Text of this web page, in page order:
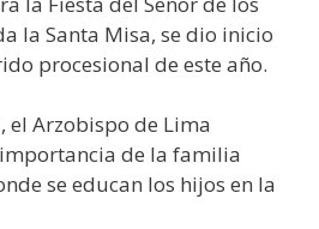
la Santa Misa, se dio inicio
procesional de este año.
Arzobispo de Lima
de la familia
se educan los hijos en la